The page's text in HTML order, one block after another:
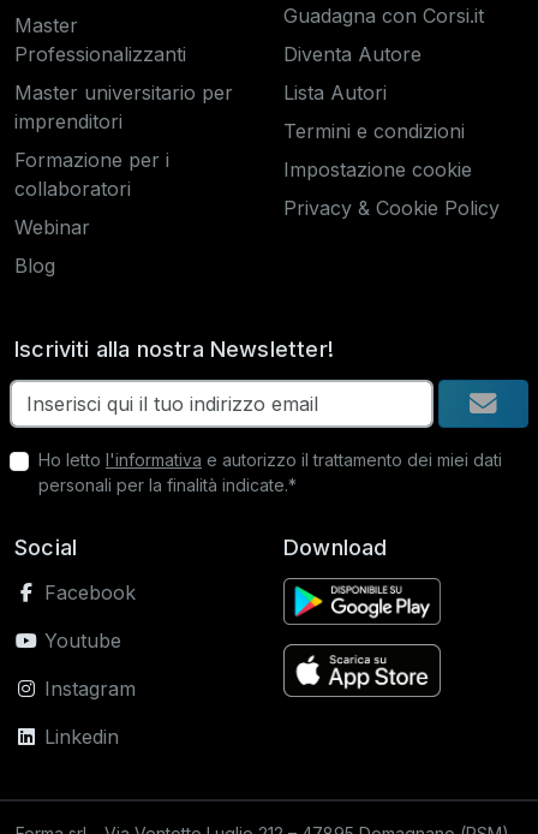
Master
Professionalizzanti
Master universitario per
imprenditori
Formazione per i
collaboratori
Webinar
Blog
Guadagna con Corsi.it
Diventa Autore
Lista Autori
Termini e condizioni
Impostazione cookie
Privacy & Cookie Policy
Iscriviti alla nostra Newsletter!
Ho letto l'informativa e autorizzo il trattamento dei miei dati
personali per la finalità indicate.*
Social
Facebook
Youtube
Instagram
Linkedin
Download